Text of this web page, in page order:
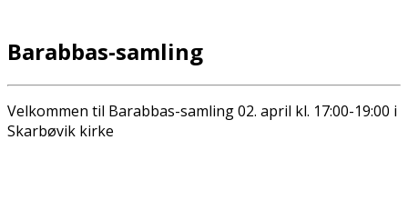
Barabbas-samling
Velkommen til Barabbas-samling 02. april kl. 17:00-19:00 i
Skarbøvik kirke